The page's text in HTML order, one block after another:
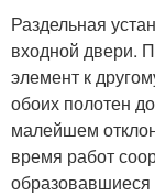
Раздельная
входной двери.
элемент к
обоих полотен
малейшем
время работ